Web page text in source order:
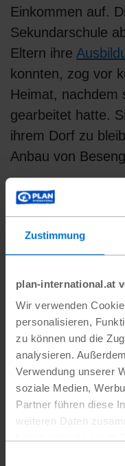
Zustimmung
plan-international.at
Wir verwenden
personalisieren,
zu können und die
analysieren.
Verwendung unserer
soziale Medien,
Partner führen diese
weiteren Daten
Einkommen auf.
Sekundarschule
Eltern ihre
konnten, zog vor
Heimat, nachdem
gearbeitet hatte.
ihrem Dorf zu
Anbau von
„Viele
Ernte
ich
mit